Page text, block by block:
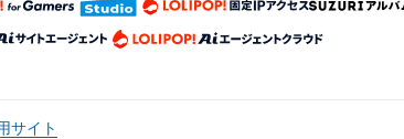
サイト